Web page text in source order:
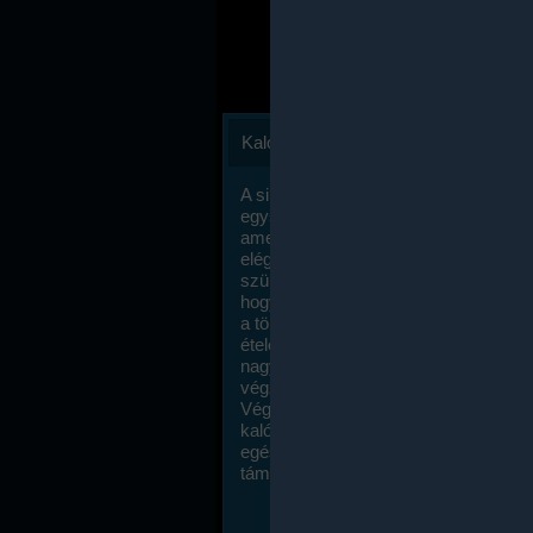
Kalóriaszámlálás
A sikeres fogyás titka valójában igen
egyszerű: égess több energiát, mint
amennyit beviszel. Természetesen
elég nagy fegyelemre és akaraterőre
szükség, de meglepődve fogod
hogy a kalóriaszámolás mennyire
a többi diétához képest. Itt nincsenek
ételek és a megengedett kalóriabevitelt
nagymértékben növelheted ha
végzel.
Végül, de nem utolsó sorban, a
kalóriaszámolás módszerét a legtöbb
egészségügyi szakorvos ajánlja és
támogatja.